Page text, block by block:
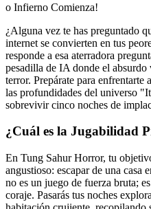
o Infierno Comienza!
¿Alguna vez te has preguntado
internet se convierten en tus
responde a esa aterradora
pesadilla de IA donde el
terror. Prepárate para enfrentarte
las profundidades del universo
sobrevivir cinco noches de
¿Cuál es la Jugabilidad
En Tung Sahur Horror, tu
angustioso: escapar de una casa
no es un juego de fuerza bruta;
coraje. Pasarás tus noches